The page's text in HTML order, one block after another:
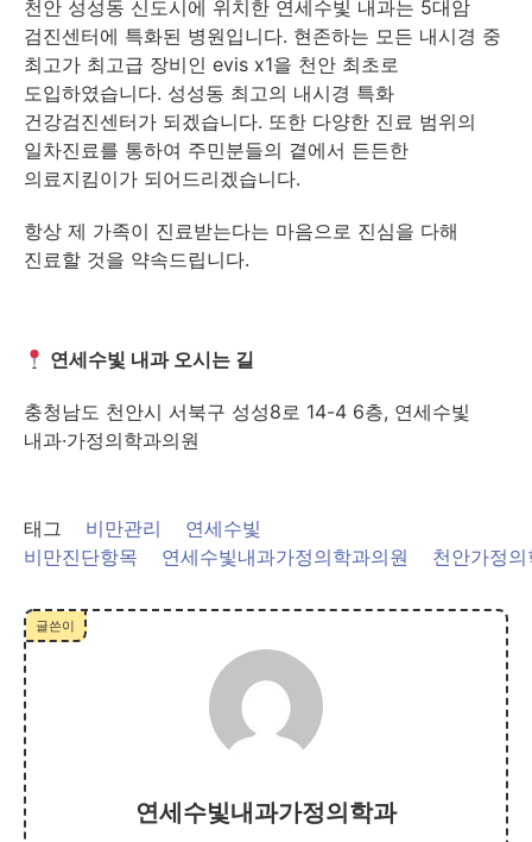
천안 성성동 신도시에 위치한 연세수빛 내과는 5대암
검진센터에 특화된 병원입니다. 현존하는 모든 내시경 중
최고가 최고급 장비인 evis x1을 천안 최초로
도입하였습니다. 성성동 최고의 내시경 특화
건강검진센터가 되겠습니다. 또한 다양한 진료 범위의
일차진료를 통하여 주민분들의 곁에서 든든한
의료지킴이가 되어드리겠습니다.
항상 제 가족이 진료받는다는 마음으로 진심을 다해
진료할 것을 약속드립니다.
연세수빛 내과 오시는 길
충청남도 천안시 서북구 성성8로 14-4 6층, 연세수빛
내과·가정의학과의원
태그 비만관리
연세수빛
비만진단항목
연세수빛내과가정의학과의원 천안가정
글쓴이
연세수빛내과가정의학과